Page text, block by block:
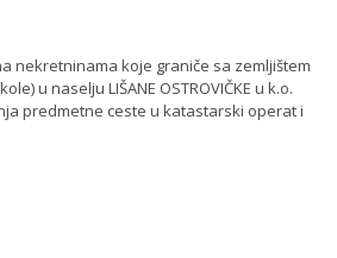
nekretninama koje graniče sa zemljištem
u naselju LIŠANE OSTROVIČKE u k.o.
predmetne ceste u katastarski operat i